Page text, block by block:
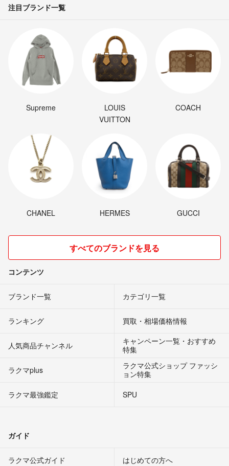
注目ブランド一覧
Supreme
LOUIS
VUITTON
COACH
CHANEL HERMES GUCCI
すべてのブランドを見る
コンテンツ
ブランド一覧 カテゴリ一覧
ランキング 買取・相場価格情報
人気商品チャンネル
キャンペーン一覧・おすすめ
特集
ラクマplus
ラクマ公式ショップ ファッシ
ョン特集
ラクマ最強鑑定
SPU
ガイド
ラクマ公式ガイド はじめての方へ